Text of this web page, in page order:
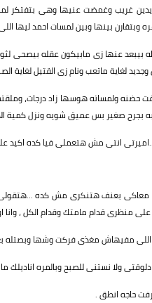
غريب وغمضت عنيها وهى بتفتكر
بيبعد عنها زى مابيكون عقله بيصحى
لغاية ماتعب ونام زى القتيل لغاية
حضنه ولمساته هوسها زاد درجات،
بجرح صغير بس عميق شويه ونزل كمية
انتى مش هتعملى فيا كده
معاكى بعنف هتنكرى مش كده
على منظرى قدام مامتك وقدام الكل ،
مفيهاش مغذى فركت وشها وبصتله
ولا نستنى للصبح وبالمره اناديلك
حاجه انطق .